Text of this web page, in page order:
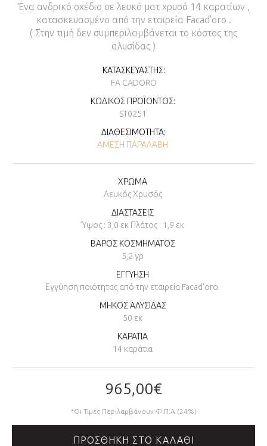
Ένα ανδρικό σχέδιο σε λευκό ματ χρυσό 14 καρατίων ,
κατασκευασμένο από την εταιρεία Facad'oro .
( Στην τιμή δεν συμπεριλαμβάνεται το κόστος της
αλυσίδας )
ΚΑΤΑΣΚΕΥΑΣΤΉΣ:
FA CADORO
ΚΩΔΙΚΌΣ ΠΡΟΪΌΝΤΟΣ:
ST0251
ΔΙΑΘΕΣΙΜΌΤΗΤΑ:
ΆΜΕΣΗ ΠΑΡΑΛΑΒΉ
ΧΡΩΜΑ
Λευκός Χρυσός
ΔΙΑΣΤΑΣΕΙΣ
Ύψος : 3,0 εκ Πλάτος : 1,9 εκ
ΒΑΡΟΣ ΚΟΣΜΗΜΑΤΟΣ
5,2 γρ
ΕΓΓΥΗΣΗ
Εγγύηση ποιότητας από την εταιρεία Facad'oro.
ΜΗΚΟΣ ΑΛΥΣΙΔΑΣ
50 εκ
ΚΑΡΑΤΙΑ
14 καράτια
965,00€
*Οι Τιμές Περιλαμβάνουν Φ.Π.Α.(24%)
ΠΡΟΣΘΉΚΗ ΣΤΟ ΚΑΛΆΘΙ